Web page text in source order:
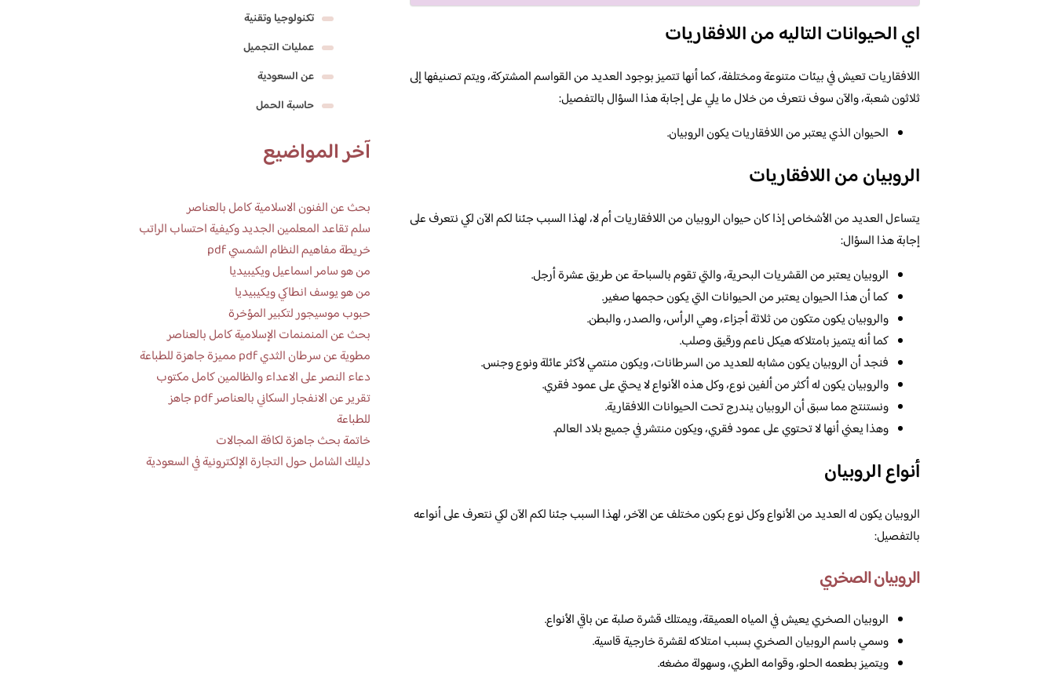
اي الحيوانات التاليه من اللافقاريات
اللافقاريات تعيش في بيئات متنوعة ومختلفة، كما أنها تتميز بوجود العديد من القواسم المشتركة، ويتم تصنيفها إلى
ثلاثون شعبة، والآن سوف نتعرف من خلال ما يلي على إجابة هذا السؤال بالتفصيل:
الحيوان الذي يعتبر من اللافقاريات يكون الروبيان.
الروبيان من اللافقاريات
يتساءل العديد من الأشخاص إذا كان حيوان الروبيان من اللافقاريات أم لا، لهذا السبب جئنا لكم الآن لكي نتعرف على
إجابة هذا السؤال:
الروبيان يعتبر من القشريات البحرية، والتي تقوم بالسباحة عن طريق عشرة أرجل.
كما أن هذا الحيوان يعتبر من الحيوانات التي يكون حجمها صغير.
والروبيان يكون متكون من ثلاثة أجزاء، وهي الرأس، والصدر، والبطن.
كما أنه يتميز بامتلاكه هيكل ناعم ورقيق وصلب.
فنجد أن الروبيان يكون مشابه للعديد من السرطانات، ويكون منتمي لأكثر عائلة ونوع وجنس.
والروبيان يكون له أكثر من ألفين نوع، وكل هذه الأنواع لا يحتي على عمود فقري.
ونستنتج مما سبق أن الروبيان يندرج تحت الحيوانات اللافقارية.
وهذا يعني أنها لا تحتوي على عمود فقري، ويكون منتشر في جميع بلاد العالم.
أنواع الروبيان
الروبيان يكون له العديد من الأنواع وكل نوع بكون مختلف عن الآخر، لهذا السبب جئنا لكم الآن لكي نتعرف على أنواعه
بالتفصيل:
الروبيان الصخري
الروبيان الصخري يعيش في المياه العميقة، ويمتلك قشرة صلبة عن باقي الأنواع.
وسمي باسم الروبيان الصخري بسبب امتلاكه لقشرة خارجية قاسية.
ويتميز بطعمه الحلو، وقوامه الطري، وسهولة مضغه.
تكنولوجيا وتقنية
عمليات التجميل
عن السعودية
حاسبة الحمل
آخر المواضيع
بحث عن الفنون الاسلامية كامل بالعناصر
سلم تقاعد المعلمين الجديد وكيفية احتساب الراتب
خريطة مفاهيم النظام الشمسي pdf
من هو سامر اسماعيل ويكيبيديا
من هو يوسف انطاكي ويكيبيديا
حبوب موسيجور لتكبير المؤخرة
بحث عن المنمنمات الإسلامية كامل بالعناصر
مطوية عن سرطان الثدي pdf مميزة جاهزة للطباعة
دعاء النصر على الاعداء والظالمين كامل مكتوب
تقرير عن الانفجار السكاني بالعناصر pdf جاهز
للطباعة
خاتمة بحث جاهزة لكافة المجالات
دليلك الشامل حول التجارة الإلكترونية في السعودية